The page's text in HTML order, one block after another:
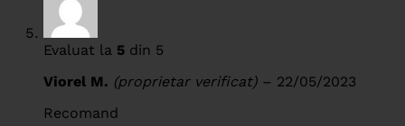
Evaluat la 5 din 5
Viorel M. (proprietar verificat) – 22/05/2023
Recomand